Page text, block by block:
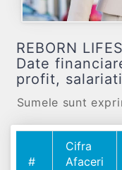
REBORN
Date
profit, salariati
Sumele sunt
#
Cifra
Afaceri